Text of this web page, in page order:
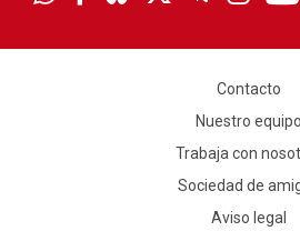
Contacto
Nuestro equipo
Trabaja con
Sociedad de
Aviso legal